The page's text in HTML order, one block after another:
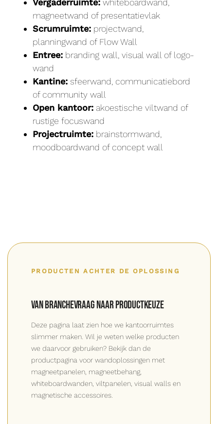
Vergaderruimte: whiteboardwand,
magneetwand of presentatievlak
Scrumruimte: projectwand,
planningwand of Flow Wall
Entree: branding wall, visual wall of logo-
wand
Kantine: sfeerwand, communicatiebord
of community wall
Open kantoor: akoestische viltwand of
rustige focuswand
Projectruimte: brainstormwand,
moodboardwand of concept wall
PRODUCTEN ACHTER DE OPLOSSING
Van branchevraag naar productkeuze
Deze pagina laat zien hoe we kantoorruimtes
slimmer maken. Wil je weten welke producten
we daarvoor gebruiken? Bekijk dan de
productpagina voor wandoplossingen met
magneetpanelen, magneetbehang,
whiteboardwanden, viltpanelen, visual walls en
magnetische accessoires.